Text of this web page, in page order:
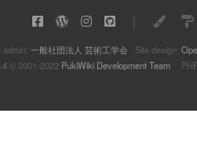
admin: 一般社団法人 芸術工学会 Site design:
© 2001-2022 PukiWiki Development TeamPHP